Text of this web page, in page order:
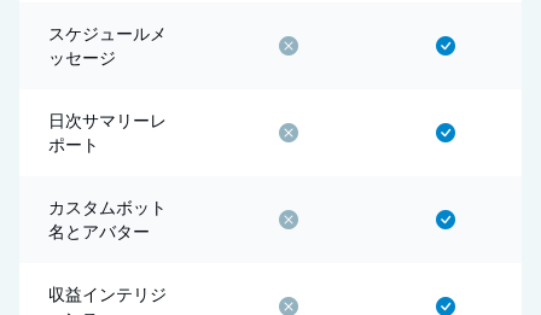
スケジュールメ
ッセージ
日次サマリーレ
ポート
カスタムボット
名とアバター
収益インテリジ